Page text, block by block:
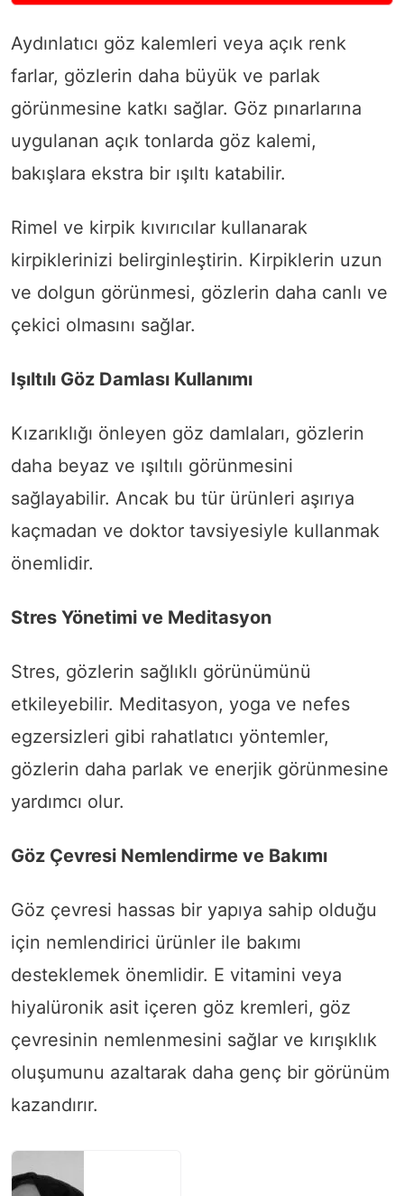
Aydınlatıcı göz kalemleri veya açık renk
farlar, gözlerin daha büyük ve parlak
görünmesine katkı sağlar. Göz pınarlarına
uygulanan açık tonlarda göz kalemi,
bakışlara ekstra bir ışıltı katabilir.
Rimel ve kirpik kıvırıcılar kullanarak
kirpiklerinizi belirginleştirin. Kirpiklerin uzun
ve dolgun görünmesi, gözlerin daha canlı ve
çekici olmasını sağlar.
Işıltılı Göz Damlası Kullanımı
Kızarıklığı önleyen göz damlaları, gözlerin
daha beyaz ve ışıltılı görünmesini
sağlayabilir. Ancak bu tür ürünleri aşırıya
kaçmadan ve doktor tavsiyesiyle kullanmak
önemlidir.
Stres Yönetimi ve Meditasyon
Stres, gözlerin sağlıklı görünümünü
etkileyebilir. Meditasyon, yoga ve nefes
egzersizleri gibi rahatlatıcı yöntemler,
gözlerin daha parlak ve enerjik görünmesine
yardımcı olur.
Göz Çevresi Nemlendirme ve Bakımı
Göz çevresi hassas bir yapıya sahip olduğu
için nemlendirici ürünler ile bakımı
desteklemek önemlidir. E vitamini veya
hiyalüronik asit içeren göz kremleri, göz
çevresinin nemlenmesini sağlar ve kırışıklık
oluşumunu azaltarak daha genç bir görünüm
kazandırır.